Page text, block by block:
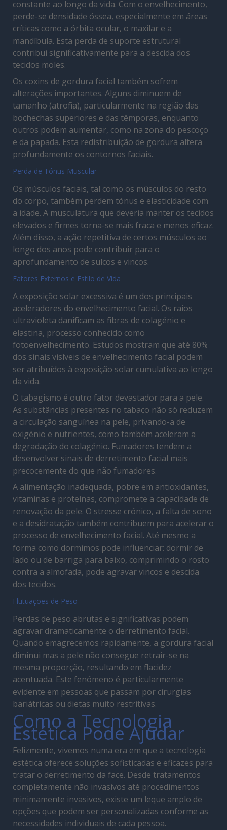
constante ao longo da vida. Com o envelhecimento,
perde-se densidade óssea, especialmente em áreas
críticas como a órbita ocular, o maxilar e a
mandíbula. Esta perda de suporte estrutural
contribui significativamente para a descida dos
tecidos moles.
Os coxins de gordura facial também sofrem
alterações importantes. Alguns diminuem de
tamanho (atrofia), particularmente na região das
bochechas superiores e das têmporas, enquanto
outros podem aumentar, como na zona do pescoço
e da papada. Esta redistribuição de gordura altera
profundamente os contornos faciais.
Perda de Tónus Muscular
Os músculos faciais, tal como os músculos do resto
do corpo, também perdem tónus e elasticidade com
a idade. A musculatura que deveria manter os tecidos
elevados e firmes torna-se mais fraca e menos eficaz.
Além disso, a ação repetitiva de certos músculos ao
longo dos anos pode contribuir para o
aprofundamento de sulcos e vincos.
Fatores Externos e Estilo de Vida
A exposição solar excessiva é um dos principais
aceleradores do envelhecimento facial. Os raios
ultravioleta danificam as fibras de colagénio e
elastina, processo conhecido como
fotoenvelhecimento. Estudos mostram que até 80%
dos sinais visíveis de envelhecimento facial podem
ser atribuídos à exposição solar cumulativa ao longo
da vida.
O tabagismo é outro fator devastador para a pele.
As substâncias presentes no tabaco não só reduzem
a circulação sanguínea na pele, privando-a de
oxigénio e nutrientes, como também aceleram a
degradação do colagénio. Fumadores tendem a
desenvolver sinais de derretimento facial mais
precocemente do que não fumadores.
A alimentação inadequada, pobre em antioxidantes,
vitaminas e proteínas, compromete a capacidade de
renovação da pele. O stresse crónico, a falta de sono
e a desidratação também contribuem para acelerar o
processo de envelhecimento facial. Até mesmo a
forma como dormimos pode influenciar: dormir de
lado ou de barriga para baixo, comprimindo o rosto
contra a almofada, pode agravar vincos e descida
dos tecidos.
Flutuações de Peso
Perdas de peso abrutas e significativas podem
agravar dramaticamente o derretimento facial.
Quando emagrecemos rapidamente, a gordura facial
diminui mas a pele não consegue retrair-se na
mesma proporção, resultando em flacidez
acentuada. Este fenómeno é particularmente
evidente em pessoas que passam por cirurgias
bariátricas ou dietas muito restritivas.
Como a Tecnologia
Estética Pode Ajudar
Felizmente, vivemos numa era em que a tecnologia
estética oferece soluções sofisticadas e eficazes para
tratar o derretimento da face. Desde tratamentos
completamente não invasivos até procedimentos
minimamente invasivos, existe um leque amplo de
opções que podem ser personalizadas conforme as
necessidades individuais de cada pessoa.